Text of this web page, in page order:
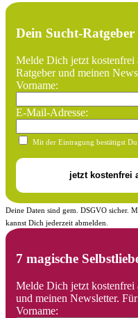
Dein Sucht-
Melde Dich jetzt kostenfrei
Ratgeber und meinen
Vorname:
E-Mail-Adresse:
Mit der Eintragung bestätigst
Deine Daten sind gem. DSGVO sicher.
kannst Dich jederzeit abmelden.
7 magische
Melde Dich jetzt kostenfrei
und meinen Newsletter.
Vorname: